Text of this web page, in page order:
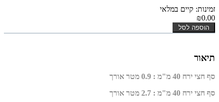
זמינות: קיים במלאי
₪0.00
הוספה לסל
תיאור
סף חצי ירח 40 מ"מ : 0.9 מטר אורך
סף חצי ירח 40 מ"מ : 2.7 מטר אורך